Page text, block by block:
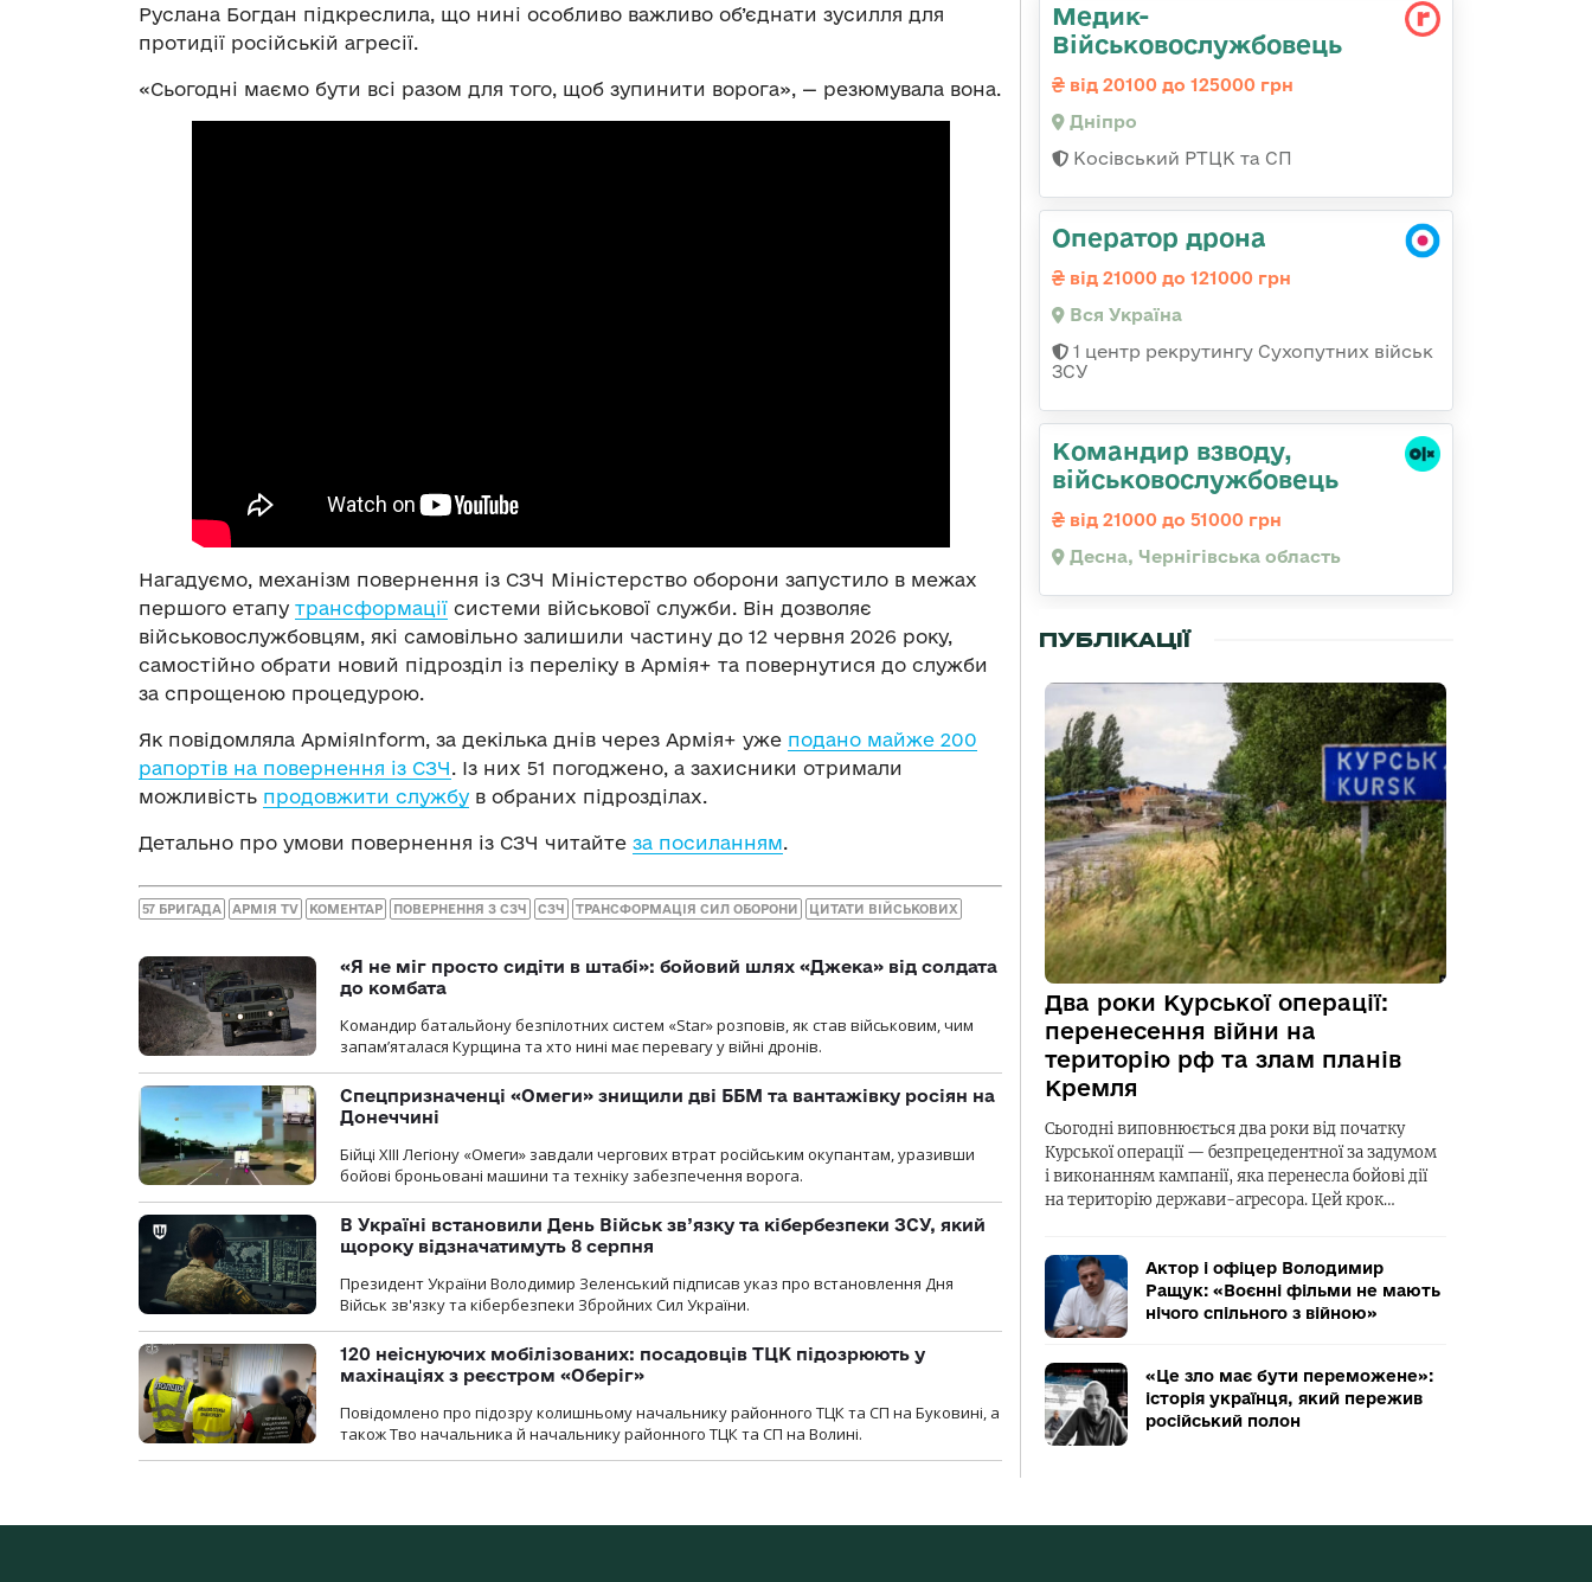
Руслана Богдан підкреслила, що нині особливо важливо об’єднати зусилля для
протидії російській агресії.
«Сьогодні маємо бути всі разом для того, щоб зупинити ворога», — резюмувала вона.
Нагадуємо, механізм повернення із СЗЧ Міністерство оборони запустило в межах
першого етапу трансформації системи військової служби. Він дозволяє
військовослужбовцям, які самовільно залишили частину до 12 червня 2026 року,
самостійно обрати новий підрозділ із переліку в Армія+ та повернутися до служби
за спрощеною процедурою.
Як повідомляла АрміяInform, за декілька днів через Армія+ уже подано майже 200
рапортів на повернення із СЗЧ. Із них 51 погоджено, а захисники отримали
можливість продовжити службу в обраних підрозділах.
Детально про умови повернення із СЗЧ читайте за посиланням.
57 БРИГАДА АРМІЯ TV КОМЕНТАР ПОВЕРНЕННЯ З СЗЧ СЗЧ ТРАНСФОРМАЦІЯ СИЛ ОБОРОНИ ЦИТАТИ ВІЙСЬКОВИХ
«Я не міг просто сидіти в штабі»: бойовий шлях «Джека» від солдата
до комбата
Командир батальйону безпілотних систем «Star» розповів, як став військовим, чим
запам’яталася Курщина та хто нині має перевагу у війні дронів.
Спецпризначенці «Омеги» знищили дві ББМ та вантажівку росіян на
Донеччині
Бійці ХІІІ Легіону «Омеги» завдали чергових втрат російським окупантам, уразивши
бойові броньовані машини та техніку забезпечення ворога.
В Україні встановили День Військ зв’язку та кібербезпеки ЗСУ, який
щороку відзначатимуть 8 серпня
Президент України Володимир Зеленський підписав указ про встановлення Дня
Військ зв'язку та кібербезпеки Збройних Сил України.
120 неіснуючих мобілізованих: посадовців ТЦК підозрюють у
махінаціях з реєстром «Оберіг»
Повідомлено про підозру колишньому начальнику районного ТЦК та СП на Буковині, а
також Тво начальника й начальнику районного ТЦК та СП на Волині.
Медик-
Військовослужбовець
від 20100 до 125000 грн
Дніпро
Косівський РТЦК та СП
Оператор дрона
від 21000 до 121000 грн
Вся Україна
1 центр рекрутингу Сухопутних військ
ЗСУ
Командир взводу,
військовослужбовець
від 21000 до 51000 грн
Десна, Чернігівська область
ПУБЛІКАЦІЇ
Два роки Курської операції:
перенесення війни на
територію рф та злам планів
Кремля
Сьогодні виповнюється два роки від початку
Курської операції — безпрецедентної за задумом
і виконанням кампанії, яка перенесла бойові дії
на територію держави-агресора. Цей крок…
Актор і офіцер Володимир
Ращук: «Воєнні фільми не мають
нічого спільного з війною»
«Це зло має бути переможене»:
історія українця, який пережив
російський полон